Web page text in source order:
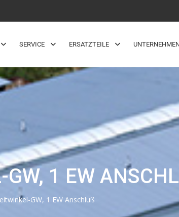
SERVICE ERSATZTEILE
1 EW
GW, 1 EW Anschluß